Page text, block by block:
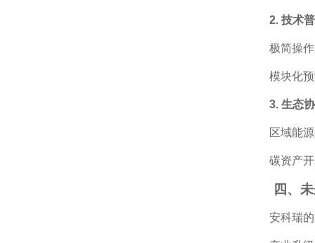
2. 技术
极简操
模块化
3. 生态
区域能
碳资产
四、
安科瑞